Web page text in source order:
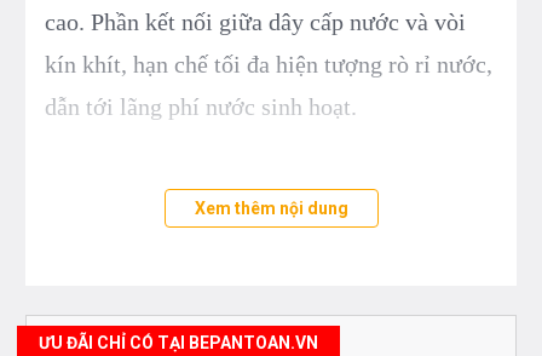
cao. Phần kết nối giữa dây cấp nước và vòi
kín khít, hạn chế tối đa hiện tượng rò rỉ nước,
dẫn tới lãng phí nước sinh hoạt.
Xem thêm nội dung
ƯU ĐÃI CHỈ CÓ TẠI BEPANTOAN.VN